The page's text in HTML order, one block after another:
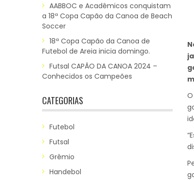
AABBOC e Acadêmicos conquistam
a 18ª Copa Capão da Canoa de Beach
Soccer
18ª Copa Capão da Canoa de
Futebol de Areia inicia domingo.
Futsal CAPÃO DA CANOA 2024 –
Conhecidos os Campeões
CATEGORIAS
Futebol
Futsal
Grêmio
Handebol